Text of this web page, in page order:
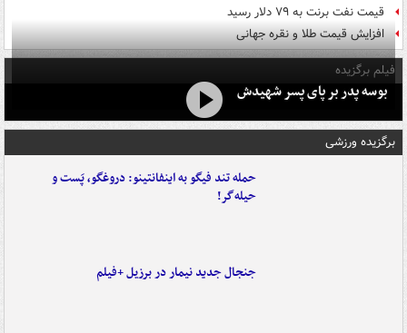
قیمت نفت برنت به ۷۹ دلار رسید
افزایش قیمت طلا و نقره جهانی
فیلم برگزیده
بوسه‌ پدر بر پای پسر شهیدش
برگزیده ورزشی
حمله تند فیگو به اینفانتینو: دروغگو، پَست‌ و
حیله‌گر!
جنجال جدید نیمار در برزیل +فیلم